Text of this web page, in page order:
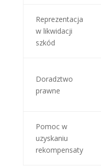
Reprezentacja
w likwidacji
szkód
Doradztwo
prawne
Pomoc w
uzyskaniu
rekompensaty